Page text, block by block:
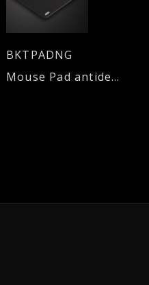
BKTPADNG
Mouse Pad antideslizante - NEGRO